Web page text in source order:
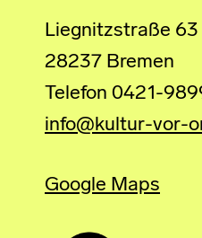
Liegnitzstraße 63
28237 Bremen
Telefon 0421-
info@kultur-vor-
Google Maps